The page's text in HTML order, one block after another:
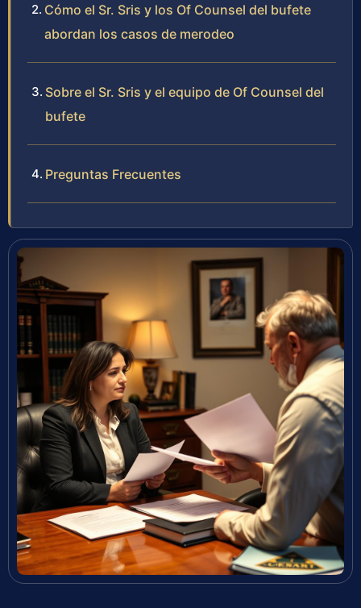
Cómo el Sr. Sris y los Of Counsel del bufete
abordan los casos de merodeo
Sobre el Sr. Sris y el equipo de Of Counsel del
bufete
Preguntas Frecuentes